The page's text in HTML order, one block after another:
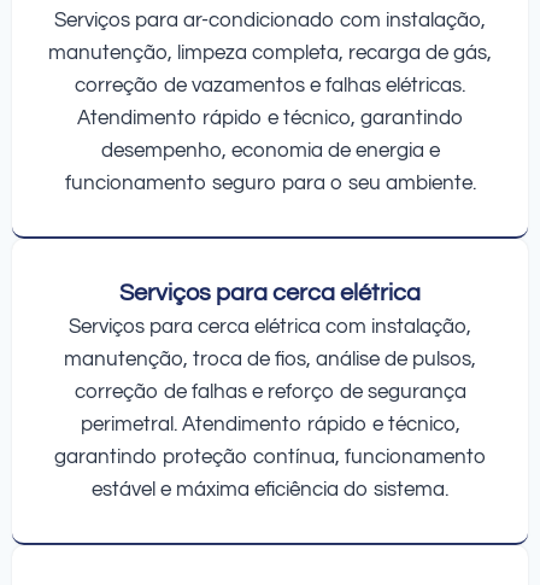
Serviços para ar-condicionado com instalação,
manutenção, limpeza completa, recarga de gás,
correção de vazamentos e falhas elétricas.
Atendimento rápido e técnico, garantindo
desempenho, economia de energia e
funcionamento seguro para o seu ambiente.
Serviços para cerca elétrica
Serviços para cerca elétrica com instalação,
manutenção, troca de fios, análise de pulsos,
correção de falhas e reforço de segurança
perimetral. Atendimento rápido e técnico,
garantindo proteção contínua, funcionamento
estável e máxima eficiência do sistema.